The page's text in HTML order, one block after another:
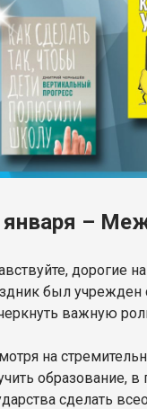
января –
дорогие
был учрежден
важную
на
образование,
сделать